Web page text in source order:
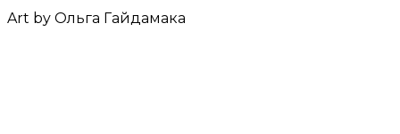
Art by Ольга Гайдамака